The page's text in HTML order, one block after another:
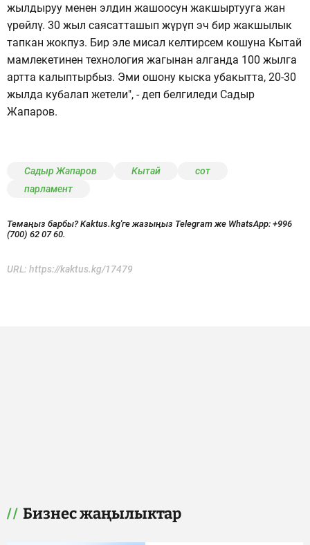
жылдыруу менен элдин жашоосун жакшыртууга жан
үрөйлү. 30 жыл саясатташып жүрүп эч бир жакшылык
тапкан жокпуз. Бир эле мисал келтирсем кошуна Кытай
мамлекетинен технология жагынан алганда 100 жылга
артта калыптырбыз. Эми ошону кыска убакытта, 20-30
жылда кубалап жетели", - деп белгиледи Садыр
Жапаров.
Садыр Жапаров Кытай
сот
парламент
Темаңыз барбы? Kaktus.kg'ге жазыңыз Telegram же WhatsApp: +996
(700) 62 07 60.
URL: https://kaktus.kg/17479
Бизнес жаңылыктар